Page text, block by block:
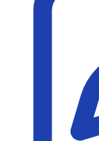
Декларації